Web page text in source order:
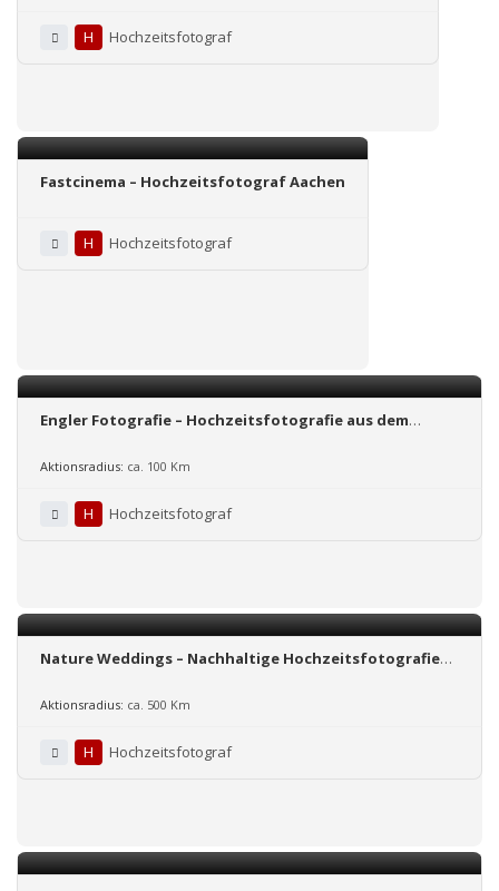
H Hochzeitsfotograf
Fastcinema – Hochzeitsfotograf Aachen
H Hochzeitsfotograf
Engler Fotografie – Hochzeitsfotografie aus dem
Aktionsradius: ca. 100 Km
H Hochzeitsfotograf
Nature Weddings – Nachhaltige Hochzeits­fotografie
Hochzeiten
Aktionsradius: ca. 500 Km
H Hochzeitsfotograf